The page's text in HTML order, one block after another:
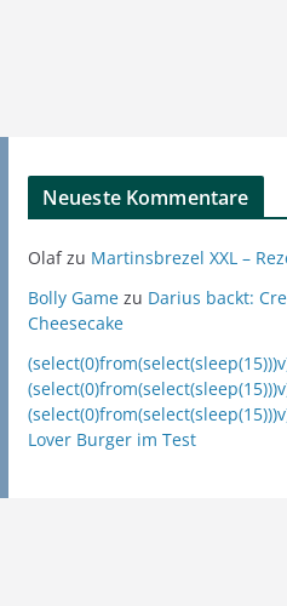
Neueste Kommentare
Olafzu Martinsbrezel XXL –
Bolly Gamezu Darius backt:
Cheesecake
Lover Burger im Test